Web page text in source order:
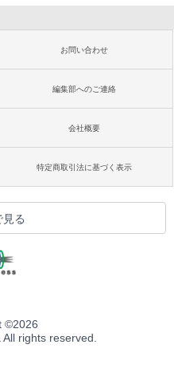
お問い合わせ
編集部へのご連絡
会社概要
特定商取引法に基づく表示
見る
©2026
rights reserved.